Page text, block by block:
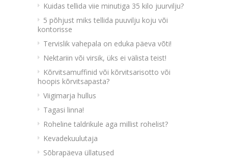
Kuidas tellida viie minutiga 35 kilo juurvilju?
5 põhjust miks tellida puuvilju koju või
kontorisse
Tervislik vahepala on eduka päeva võti!
Nektariin või virsik, üks ei välista teist!
Kõrvitsamuffinid või kõrvitsarisotto või
hoopis kõrvitsapasta?
Viigimarja hullus
Tagasi linna!
Roheline taldrikule aga millist rohelist?
Kevadekuulutaja
Sõbrapäeva üllatused